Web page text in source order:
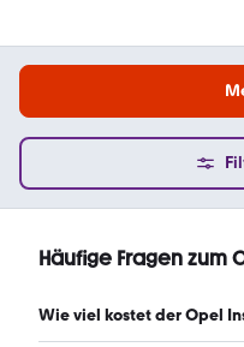
Häufige Fragen zum
Wie viel kostet der Opel